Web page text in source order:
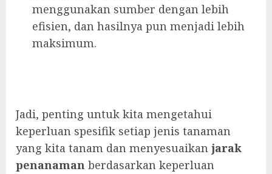
menggunakan sumber dengan lebih
efisien, dan hasilnya pun menjadi lebih
maksimum.
Jadi, penting untuk kita mengetahui
keperluan spesifik setiap jenis tanaman
yang kita tanam dan menyesuaikan jarak
penanaman berdasarkan keperluan